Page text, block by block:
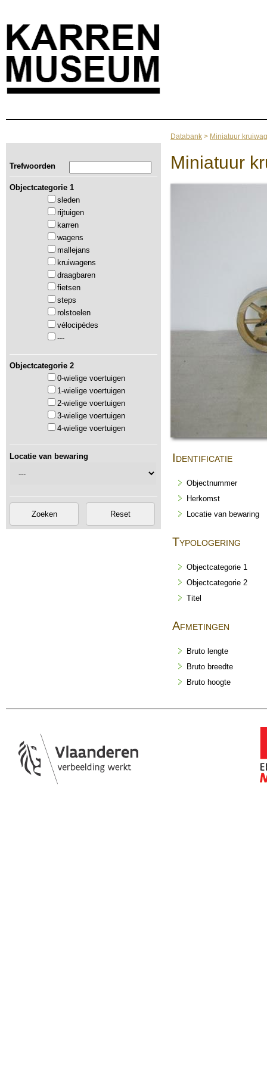
Trefwoorden
Objectcategorie 1
sleden
rijtuigen
karren
wagens
mallejans
kruiwagens
draagbaren
fietsen
steps
rolstoelen
vélocipèdes
---
Objectcategorie 2
0-wielige voertuigen
1-wielige voertuigen
2-wielige voertuigen
3-wielige voertuigen
4-wielige voertuigen
Locatie van bewaring
Databank > Miniatuur
Miniatuur
Identificatie
Objectnummer
Herkomst
Locatie van bewaring
Typologering
Objectcategorie 1
Objectcategorie 2
Titel
Afmetingen
Bruto lengte
Bruto breedte
Bruto hoogte